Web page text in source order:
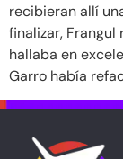
recibieran allí
finalizar,
hallaba en
Garro había